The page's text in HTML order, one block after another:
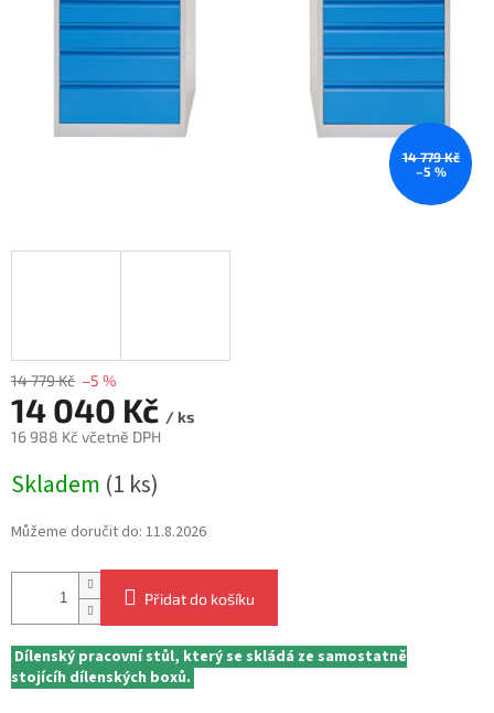
14 779 Kč
–5 %
14 779 Kč –5 %
14 040 Kč / ks
16 988 Kč včetně DPH
cena:
Skladem (1 ks)
Můžeme doručit do: 11.8.2026
Přidat do košíku
Dílenský pracovní stůl, který se skládá ze samostatně
stojícíh dílenských boxů.